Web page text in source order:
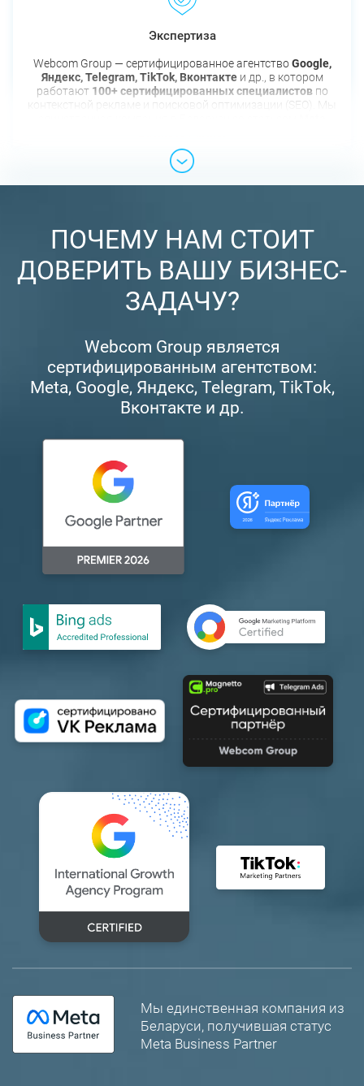
Экспертиза
Webcom Group — сертифицированное агентствоGoogle,
Яндекс, Telegram, TikTok, Вконтактеи др., в котором
работают 100+ сертифицированных специалистовпо
контекстной рекламе и поисковой оптимизации (SEO). Мы
ПОЧЕМУ НАМ СТОИТ
ДОВЕРИТЬ ВАШУ БИЗНЕС-
ЗАДАЧУ?
Webcom Group является
сертифицированным агентством:
Meta, Google, Яндекс, Telegram, TikTok,
Вконтакте и др.
Мы единственная компания из
Беларуси, получившая статус
Meta Business Partner